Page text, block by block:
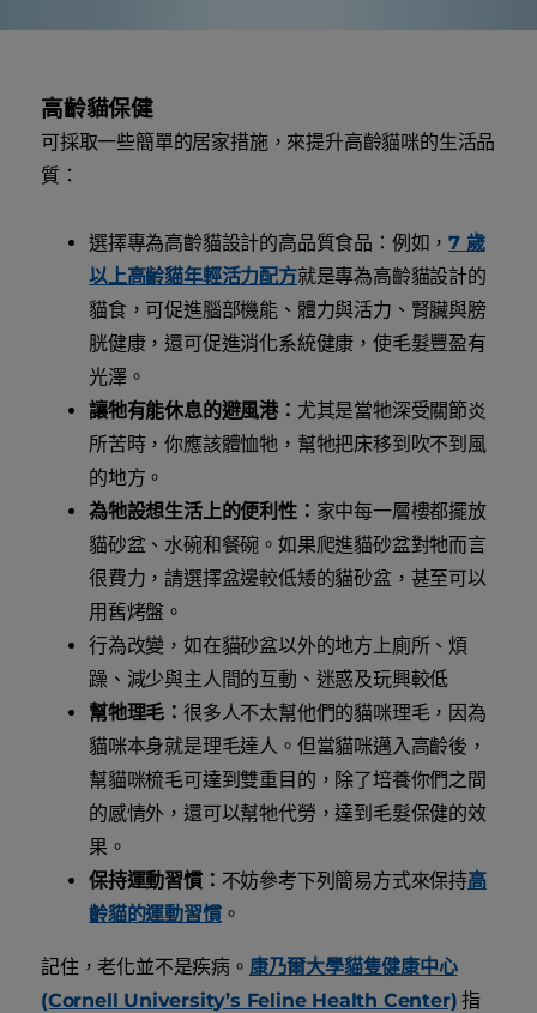
高齡貓保健
可採取一些簡單的居家措施，來提升高齡貓咪的生活品
質：
選擇專為高齡貓設計的高品質食品：例如，7 歲
以上高齢貓年輕活力配方就是專為高齡貓設計的
貓食，可促進腦部機能、體力與活力、腎臟與膀
胱健康，還可促進消化系統健康，使毛髮豐盈有
光澤。
讓牠有能休息的避風港： 尤其是當牠深受關節炎
所苦時，你應該體恤牠，幫牠把床移到吹不到風
的地方。
為牠設想生活上的便利性： 家中每一層樓都擺放
貓砂盆、水碗和餐碗。如果爬進貓砂盆對牠而言
很費力，請選擇盆邊較低矮的貓砂盆，甚至可以
用舊烤盤。
行為改變，如在貓砂盆以外的地方上廁所、煩
躁、減少與主人間的互動、迷惑及玩興較低
幫牠理毛： 很多人不太幫他們的貓咪理毛，因為
貓咪本身就是理毛達人。但當貓咪邁入高齡後，
幫貓咪梳毛可達到雙重目的，除了培養你們之間
的感情外，還可以幫牠代勞，達到毛髮保健的效
果。
保持運動習慣： 不妨參考下列簡易方式來保持高
齡貓的運動習慣。
記住，老化並不是疾病。 康乃爾大學貓隻健康中心
(Cornell University’s Feline Health Center) 指